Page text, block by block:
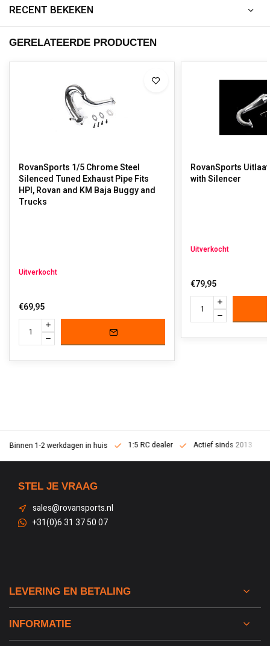
RECENT BEKEKEN
GERELATEERDE PRODUCTEN
RovanSports 1/5 Chrome Steel
Silenced Tuned Exhaust Pipe Fits
HPI, Rovan and KM Baja Buggy and
Trucks
Uitverkocht
€69,95
RovanSports
with Silencer
Uitverkocht
€79,95
Binnen 1-2 werkdagen in huis 1:5 RC dealer Actief sinds 2013
STEL JE VRAAG
sales@rovansports.nl
+31(0)6 31 37 50 07
LEVERING EN BETALING
INFORMATIE